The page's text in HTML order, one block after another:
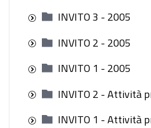
INVITO 3 - 2005
INVITO 2 - 2005
INVITO 1 - 2005
INVITO 2 - Attività
INVITO 1 - Attività